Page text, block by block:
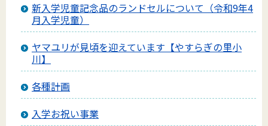
新入学児童記念品のランドセルについて（令和9年4
月入学児童）
ヤマユリが見頃を迎えています【やすらぎの里小
川】
各種計画
入学お祝い事業